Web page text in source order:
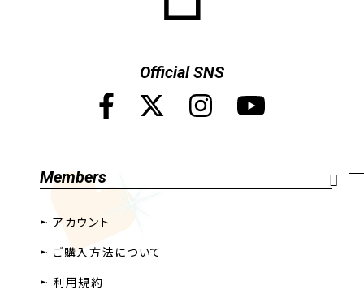
Official SNS
Members
アカウント
ご購入方法について
利用規約